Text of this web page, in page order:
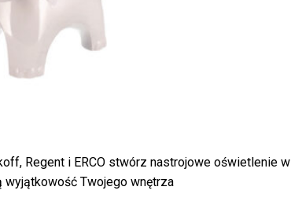
Regent i ERCO stwórz nastrojowe oświetlenie w
Twojego wnętrza